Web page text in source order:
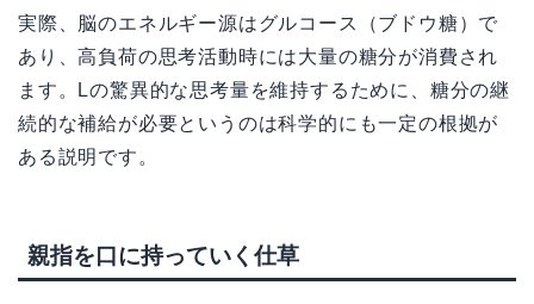
実際、脳のエネルギー源はグルコース（ブドウ糖）で
あり、高負荷の思考活動時には大量の糖分が消費され
ます。Lの驚異的な思考量を維持するために、糖分の継
続的な補給が必要というのは科学的にも一定の根拠が
ある説明です。
親指を口に持っていく仕草